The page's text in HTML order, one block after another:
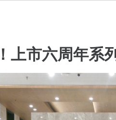
上市六周年系